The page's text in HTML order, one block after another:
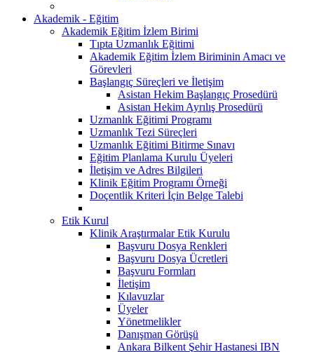
Akademik - Eğitim
Akademik Eğitim İzlem Birimi
Tıpta Uzmanlık Eğitimi
Akademik Eğitim İzlem Biriminin Amacı ve
Görevleri
Başlangıç Süreçleri ve İletişim
Asistan Hekim Başlangıç Prosedürü
Asistan Hekim Ayrılış Prosedürü
Uzmanlık Eğitimi Programı
Uzmanlık Tezi Süreçleri
Uzmanlık Eğitimi Bitirme Sınavı
Eğitim Planlama Kurulu Üyeleri
İletişim ve Adres Bilgileri
Klinik Eğitim Programı Örneği
Doçentlik Kriteri İçin Belge Talebi
Etik Kurul
Klinik Araştırmalar Etik Kurulu
Başvuru Dosya Renkleri
Başvuru Dosya Ücretleri
Başvuru Formları
İletişim
Kılavuzlar
Üyeler
Yönetmelikler
Danışman Görüşü
Ankara Bilkent Şehir Hastanesi IBN